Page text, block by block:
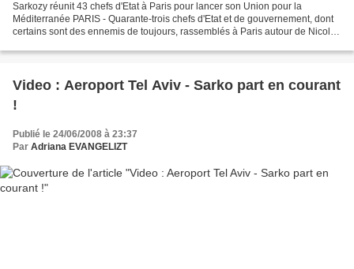
Sarkozy réunit 43 chefs d'Etat à Paris pour lancer son Union pour la
Méditerranée PARIS - Quarante-trois chefs d'Etat et de gouvernement, dont
certains sont des ennemis de toujours, rassemblés à Paris autour de Nicolas
Video : Aeroport Tel Aviv - Sarko part en courant
!
Publié le 24/06/2008 à 23:37
Par Adriana EVANGELIZT